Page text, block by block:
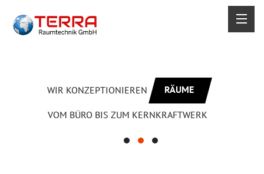
WIR KONZEPTIONIEREN RÄUME
VOM BÜRO BIS ZUM KERNKRAFTWERK